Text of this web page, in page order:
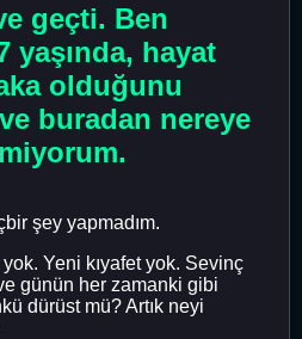
geçti. Ben
yaşında, hayat
olduğunu
buradan nereye
şey yapmadım.
Yeni kıyafet yok. Sevinç
günün her zamanki gibi
dürüst mü? Artık neyi